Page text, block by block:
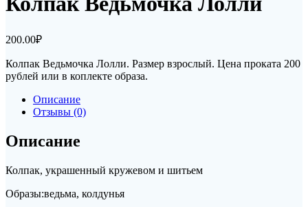
200.00₽
Колпак Ведьмочка Лолли. Размер взрослый. Цена проката 200
рублей или в коплекте образа.
Описание
Отзывы (0)
Описание
Колпак, украшенный кружевом и шитьем
Образы:ведьма, колдунья